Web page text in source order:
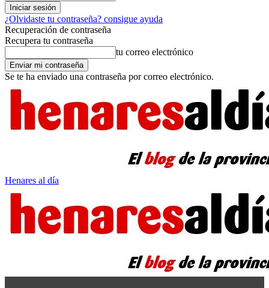
¿Olvidaste tu contraseña? consigue ayuda
Recuperación de contraseña
Recupera tu contraseña
tu correo electrónico
Se te ha enviado una contraseña por correo electrónico.
Henares al día